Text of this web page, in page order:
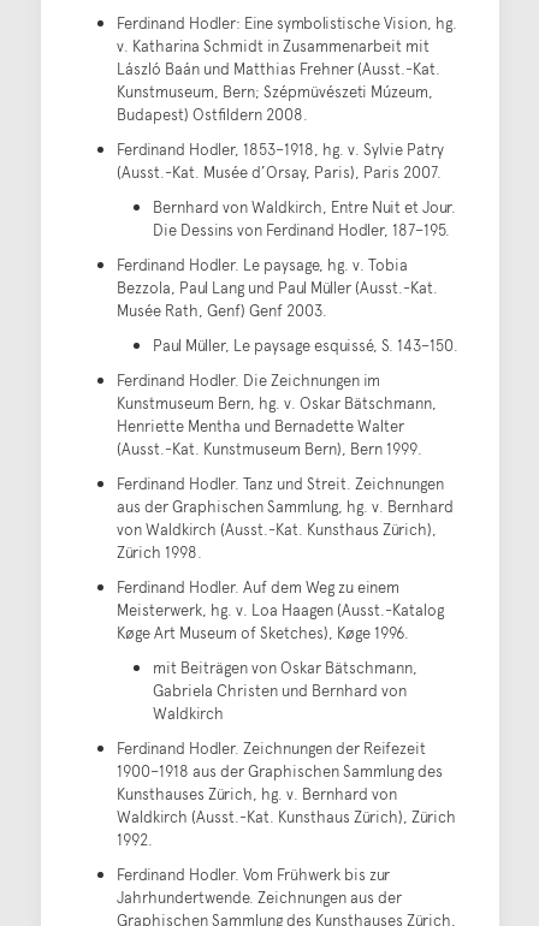
Ferdinand Hodler: Eine symbolistische Vision, hg.
v. Katharina Schmidt in Zusammenarbeit mit
László Baán und Matthias Frehner (Ausst.-Kat.
Kunstmuseum, Bern; Szépmüvészeti Múzeum,
Budapest) Ostfildern 2008.
Ferdinand Hodler, 1853–1918, hg. v. Sylvie Patry
(Ausst.-Kat. Musée d’Orsay, Paris), Paris 2007.
Bernhard von Waldkirch, Entre Nuit et Jour.
Die Dessins von Ferdinand Hodler, 187–195.
Ferdinand Hodler. Le paysage, hg. v. Tobia
Bezzola, Paul Lang und Paul Müller (Ausst.-Kat.
Musée Rath, Genf) Genf 2003.
Paul Müller, Le paysage esquissé, S. 143–150.
Ferdinand Hodler. Die Zeichnungen im
Kunstmuseum Bern, hg. v. Oskar Bätschmann,
Henriette Mentha und Bernadette Walter
(Ausst.-Kat. Kunstmuseum Bern), Bern 1999.
Ferdinand Hodler. Tanz und Streit. Zeichnungen
aus der Graphischen Sammlung, hg. v. Bernhard
von Waldkirch (Ausst.-Kat. Kunsthaus Zürich),
Zürich 1998.
Ferdinand Hodler. Auf dem Weg zu einem
Meisterwerk, hg. v. Loa Haagen (Ausst.-Katalog
Køge Art Museum of Sketches), Køge 1996.
mit Beiträgen von Oskar Bätschmann,
Gabriela Christen und Bernhard von
Waldkirch
Ferdinand Hodler. Zeichnungen der Reifezeit
1900–1918 aus der Graphischen Sammlung des
Kunsthauses Zürich, hg. v. Bernhard von
Waldkirch (Ausst.-Kat. Kunsthaus Zürich), Zürich
1992.
Ferdinand Hodler. Vom Frühwerk bis zur
Jahrhundertwende. Zeichnungen aus der
Graphischen Sammlung des Kunsthauses Zürich,